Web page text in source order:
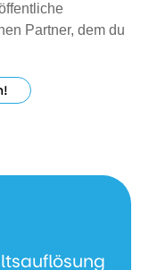
Partner, dem du
kostenloses